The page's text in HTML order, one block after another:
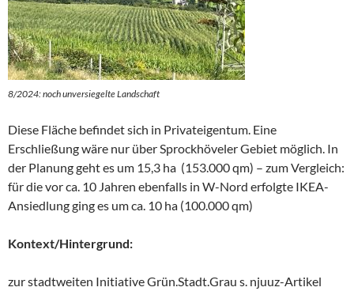
8/2024: noch unversiegelte Landschaft
Diese Fläche befindet sich in Privateigentum. Eine
Erschließung wäre nur über Sprockhöveler Gebiet möglich. In
der Planung geht es um 15,3 ha (153.000 qm) – zum Vergleich:
für die vor ca. 10 Jahren ebenfalls in W-Nord erfolgte IKEA-
Ansiedlung ging es um ca. 10 ha (100.000 qm)
Kontext/Hintergrund:
zur stadtweiten Initiative Grün.Stadt.Grau s. njuuz-Artikel